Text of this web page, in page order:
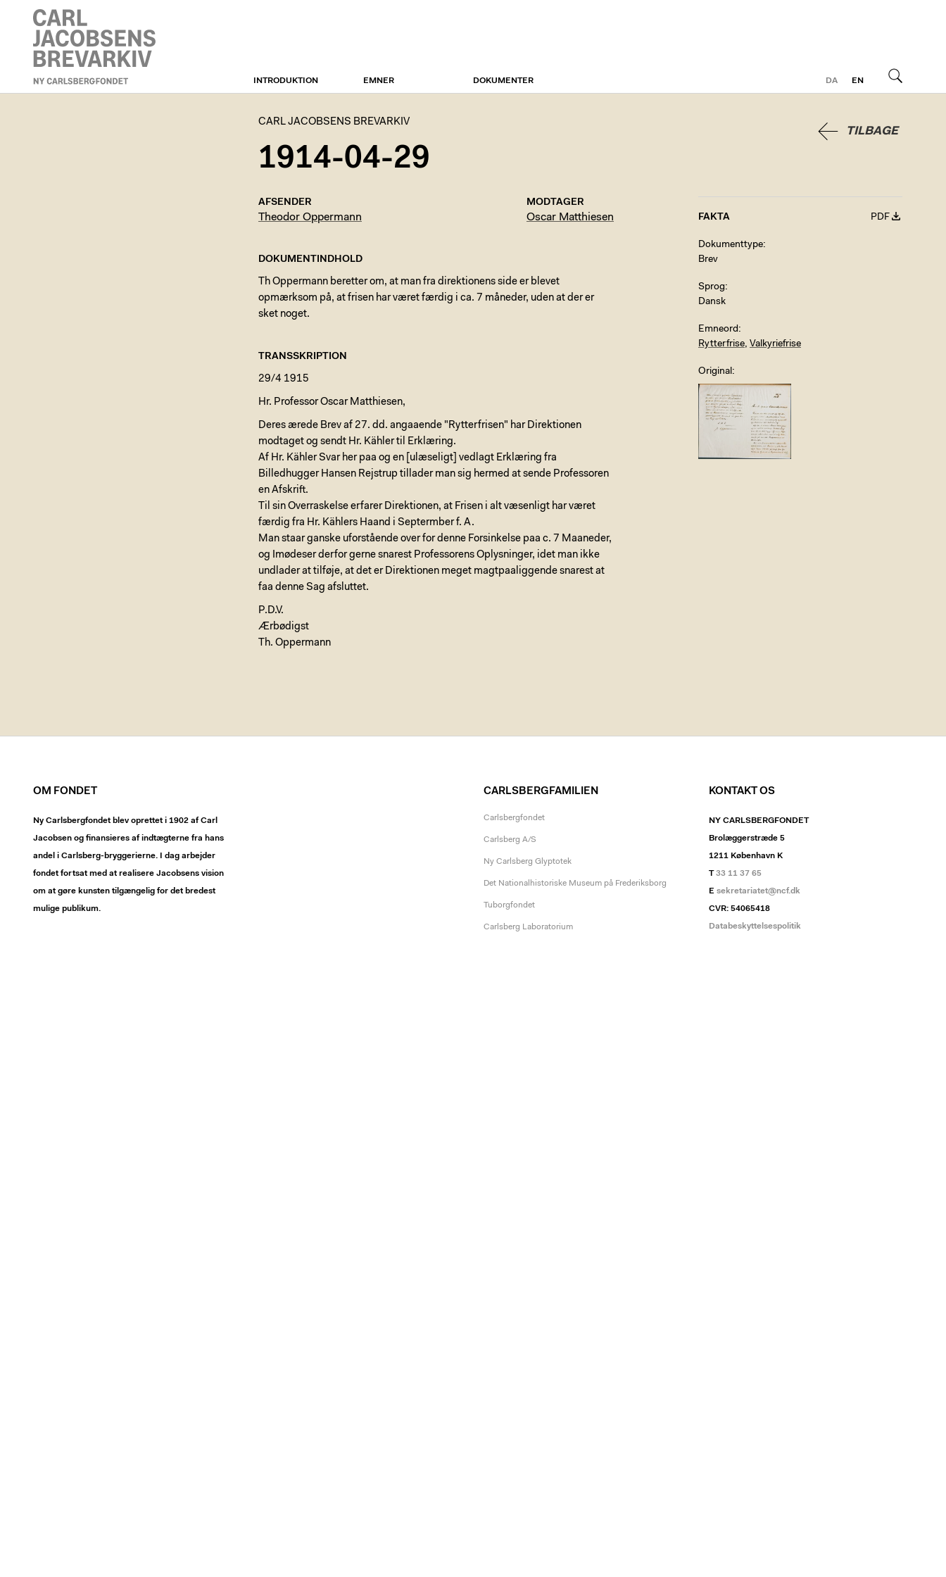
CARL JACOBSENS
DA
EN
INTRODUKTION EMNER DOKUMENTER
TILBAGE
CARL JACOBSENS BREVARKIV
1914-04-29
AFSENDER
Theodor Oppermann
MODTAGER
Oscar Matthiesen
DOKUMENTINDHOLD
Th Oppermann beretter om, at man fra direktionens side er blevet
opmærksom på, at frisen har været færdig i ca. 7 måneder, uden at der er
sket noget.
TRANSSKRIPTION
29/4 1915
Hr. Professor Oscar Matthiesen,
Deres ærede Brev af 27. dd. angaaende "Rytterfrisen" har Direktionen
modtaget og sendt Hr. Kähler til Erklæring.
Af Hr. Kähler Svar her paa og en [ulæseligt] vedlagt Erklæring fra
Billedhugger Hansen Rejstrup tillader man sig hermed at sende Professoren
en Afskrift.
Til sin Overraskelse erfarer Direktionen, at Frisen i alt væsenligt har været
færdig fra Hr. Kählers Haand i Septermber f. A.
Man staar ganske uforstående over for denne Forsinkelse paa c. 7 Maaneder,
og Imødeser derfor gerne snarest Professorens Oplysninger, idet man ikke
undlader at tilføje, at det er Direktionen meget magtpaaliggende snarest at
faa denne Sag afsluttet.
P.D.V.
Ærbødigst
Th. Oppermann
FAKTA PDF
Dokumenttype
Brev
Sprog
Dansk
Emneord
Rytterfrise, Valkyriefrise
Original
OM FONDET
Ny Carlsbergfondet blev oprettet i 1902 af Carl
Jacobsen og finansieres af indtægterne fra hans
andel i Carlsberg-bryggerierne. I dag arbejder
fondet fortsat med at realisere Jacobsens vision
om at gøre kunsten tilgængelig for det bredest
mulige publikum.
CARLSBERGFAMILIEN
Carlsbergfondet
Carlsberg A/S
Ny Carlsberg Glyptotek
Det Nationalhistoriske Museum på Frederiksborg
Tuborgfondet
Carlsberg Laboratorium
KONTAKT OS
NY CARLSBERGFONDET
Brolæggerstræde 5
1211 København K
T33 11 37 65
E sekretariatet@ncf.dk
CVR: 54065418
Databeskyttelsespolitik